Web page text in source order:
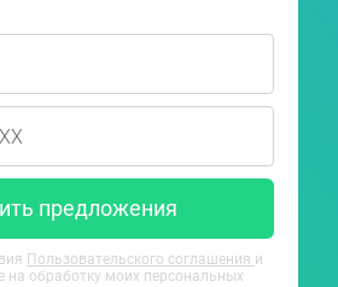
предложения
Пользовательского соглашения и
на обработку моих персональных